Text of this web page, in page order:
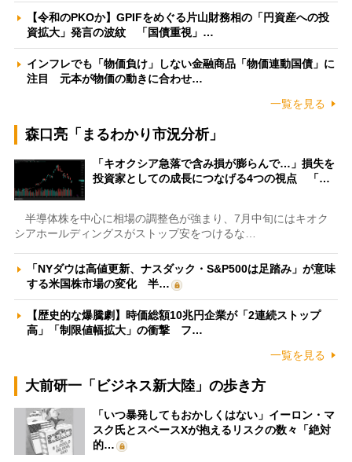
【令和のPKOか】GPIFをめぐる片山財務相の「円資産への投
資拡大」発言の波紋 「国債重視」…
インフレでも「物価負け」しない金融商品「物価連動国債」に
注目 元本が物価の動きに合わせ…
一覧を見る
森口亮「まるわかり市況分析」
「キオクシア急落で含み損が膨らんで…」損失を
投資家としての成長につなげる4つの視点 「…
半導体株を中心に相場の調整色が強まり、7月中旬にはキオク
シアホールディングスがストップ安をつけるな…
「NYダウは高値更新、ナスダック・S&P500は足踏み」が意味
する米国株市場の変化 半…
【歴史的な爆騰劇】時価総額10兆円企業が「2連続ストップ
高」「制限値幅拡大」の衝撃 フ…
一覧を見る
大前研一「ビジネス新大陸」の歩き方
「いつ暴発してもおかしくはない」イーロン・マ
スク氏とスペースXが抱えるリスクの数々「絶対
的…